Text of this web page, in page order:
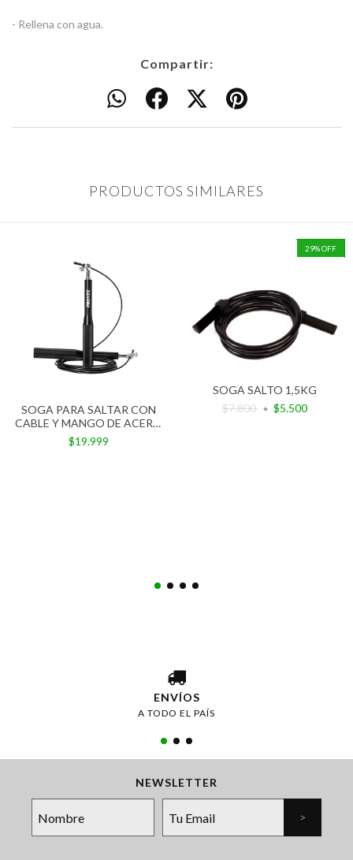
- Rellena con agua.
Compartir:
PRODUCTOS SIMILARES
SOGA PARA SALTAR CON
CABLE Y MANGO DE ACERO
PROFESIONAL
$19.999
29%OFF
SOGA SALTO 1,5KG
$7.800
$5.500
ENVÍOS
A TODO EL PAÍS
NEWSLETTER